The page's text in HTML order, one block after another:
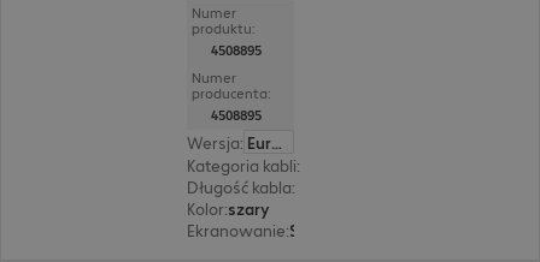
Numer
produktu:
4508895
Numer
producenta:
4508895
Wersja:
Europa
Kategoria kabli:
Długość kabla:
Kolor:szary
Ekranowanie: